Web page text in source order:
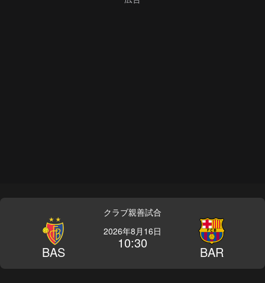
クラブ親善試合
BAS
2026年8月16日
10:30
BAR